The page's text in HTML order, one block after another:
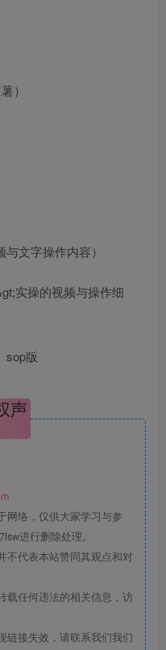
）
文字操作内容）
实操的视频与操作细
sop版
声
网络，仅供大家学习与参
进行删除处理。
不代表本站赞同其观点和对
载任何违法的相关信息，访
链接失效，请联系我们我们